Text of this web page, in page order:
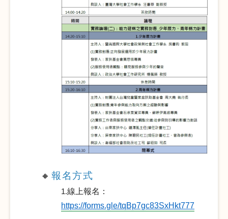
全文檢索
搜尋
用愛包圍 公益 義賣品
無窮 兒童保護
🔸 報名方式
1.線上報名：
https://forms.gle/tqBp7gc83SxHkt777